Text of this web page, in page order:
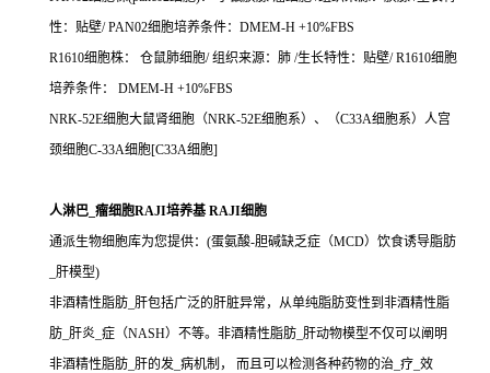
性：贴壁/ PAN02细胞培养条件：DMEM-H +10%FBS
R1610细胞株： 仓鼠肺细胞/ 组织来源：肺 /生长特性：贴壁/ R1610细胞
培养条件： DMEM-H +10%FBS
NRK-52E细胞大鼠肾细胞（NRK-52E细胞系）、（C33A细胞系）人宫
颈细胞C-33A细胞[C33A细胞]
人淋巴_瘤细胞RAJI培养基 RAJI细胞
通派生物细胞库为您提供：(蛋氨酸-胆碱缺乏症（MCD）饮食诱导脂肪
_肝模型)
非酒精性脂肪_肝包括广泛的肝脏异常，从单纯脂肪变性到非酒精性脂
肪_肝炎_症（NASH）不等。非酒精性脂肪_肝动物模型不仅可以阐明
非酒精性脂肪_肝的发_病机制， 而且可以检测各种药物的治_疗_效